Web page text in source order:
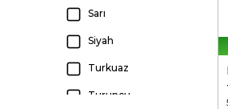
Sarı
Siyah
Turkuaz
Turuncu